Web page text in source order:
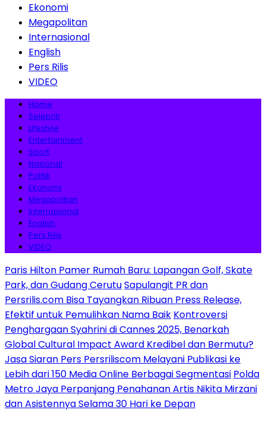
Ekonomi
Megapolitan
Internasional
English
Pers Rilis
VIDEO
Home
Selebriti
Lifestyle
Entertainment
Sport
Nasional
Politik
Ekonomi
Megapolitan
Internasional
English
Pers Rilis
VIDEO
Paris Hilton Pamer Rumah Baru: Lapangan Golf, Skate
Park, dan Gudang CerutuSapulangit PR dan
Persrilis.com Bisa Tayangkan Ribuan Press Release,
Efektif untuk Pemulihkan Nama Baik Kontroversi
Penghargaan Syahrini di Cannes 2025, Benarkah
Global Cultural Impact Award Kredibel dan Bermutu?
Jasa Siaran Pers Persriliscom Melayani Publikasi ke
Lebih dari 150 Media Online Berbagai Segmentasi Polda
Metro Jaya Perpanjang Penahanan Artis Nikita Mirzani
dan Asistennya Selama 30 Hari ke Depan